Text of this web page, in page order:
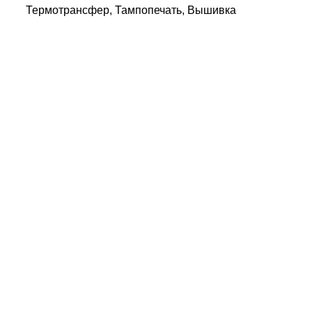
Термотрансфер, Тампопечать, Вышивка